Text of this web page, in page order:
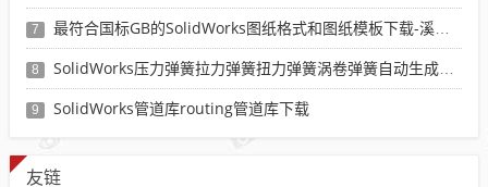
7 最符合国标GB的SolidWorks图纸格式和图纸模板下载-溪风专用版
8 SolidWorks压力弹簧拉力弹簧扭力弹簧涡卷弹簧自动生成宏程序下载
9 SolidWorks管道库routing管道库下载
友链